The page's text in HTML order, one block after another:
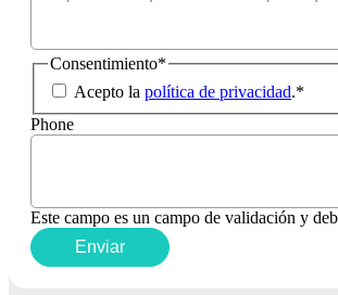
Consentimiento*
Acepto la política de privacidad.*
Phone
Este campo es un campo de validación y